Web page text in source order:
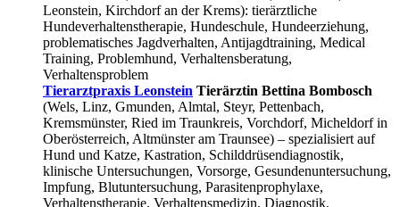
Leonstein, Kirchdorf an der Krems): tierärztliche
Hundeverhaltenstherapie, Hundeschule, Hundeerziehung,
problematisches Jagdverhalten, Antijagdtraining, Medical
Training, Problemhund, Verhaltensberatung,
Verhaltensproblem
Tierarztpraxis Leonstein Tierärztin Bettina Bombosch
(Wels, Linz, Gmunden, Almtal, Steyr, Pettenbach,
Kremsmünster, Ried im Traunkreis, Vorchdorf, Micheldorf in
Oberösterreich, Altmünster am Traunsee) – spezialisiert auf
Hund und Katze, Kastration, Schilddrüsendiagnostik,
klinische Untersuchungen, Vorsorge, Gesundenuntersuchung,
Impfung, Blutuntersuchung, Parasitenprophylaxe,
Verhaltenstherapie, Verhaltensmedizin, Diagnostik,